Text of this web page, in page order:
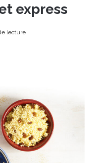
express
lecture